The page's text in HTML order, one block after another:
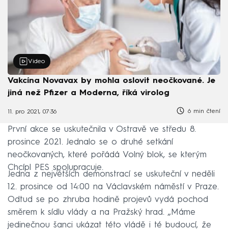
Video
Vakcína Novavax by mohla oslovit neočkované. Je
jiná než Pfizer a Moderna, říká virolog
11. pro 2021, 07:36 6 min čtení
První akce se uskutečnila v Ostravě ve středu 8.
prosince 2021. Jednalo se o druhé setkání
neočkovaných, které pořádá Volný blok, se kterým
Chcípl PES spolupracuje.
Jedna z největších demonstrací se uskuteční v neděli
12. prosince od 14:00 na Václavském náměstí v Praze.
Odtud se po zhruba hodině projevů vydá pochod
směrem k sídlu vlády a na Pražský hrad. „Máme
jedinečnou šanci ukázat této vládě i té budoucí, že